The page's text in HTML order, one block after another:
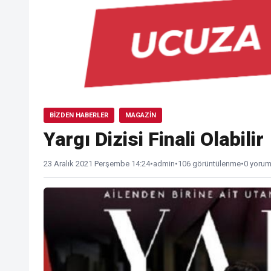
BIZDEN HABERLER MAGAZIN
Yargı Dizisi Finali Olabilir
23 Aralık 2021 Perşembe 14:24•admin•106 görüntülenme•0 yorum